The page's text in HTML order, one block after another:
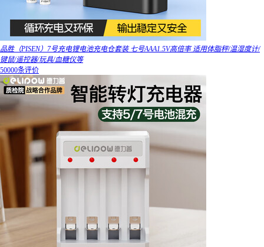
品胜（PISEN）7号充电锂电池充电仓套装 七号AAA1.5V高倍率 适用体脂秤/温湿度计/
键鼠/遥控器/玩具/血糖仪等
50000条评价